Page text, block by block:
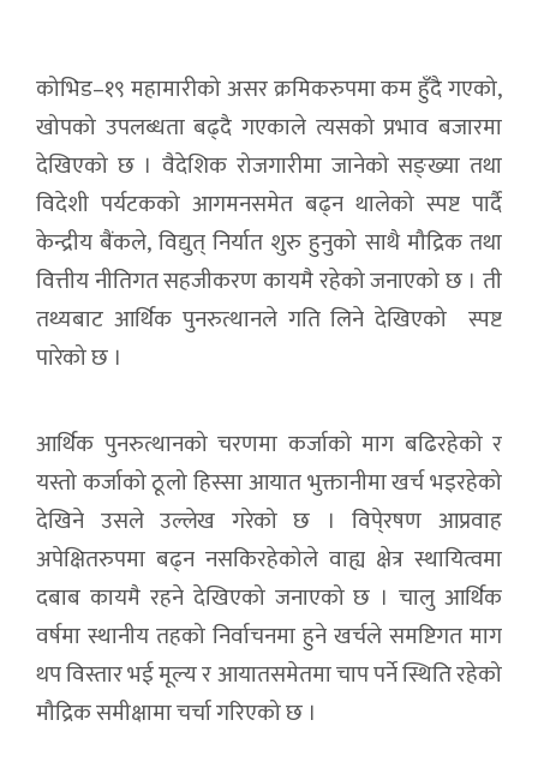
कोभिड–१९ महामारीको असर क्रमिकरुपमा कम हुँदै गएको,
खोपको उपलब्धता बढ्दै गएकाले त्यसको प्रभाव बजारमा
देखिएको छ । वैदेशिक रोजगारीमा जानेको सङ्ख्या तथा
विदेशी पर्यटकको आगमनसमेत बढ्न थालेको स्पष्ट पार्दै
केन्द्रीय बैंकले, विद्युत् निर्यात शुरु हुनुको साथै मौद्रिक तथा
वित्तीय नीतिगत सहजीकरण कायमै रहेको जनाएको छ । ती
तथ्यबाट आर्थिक पुनरुत्थानले गति लिने देखिएको स्पष्ट
पारेको छ ।
आर्थिक पुनरुत्थानको चरणमा कर्जाको माग बढिरहेको र
यस्तो कर्जाको ठूलो हिस्सा आयात भुक्तानीमा खर्च भइरहेको
देखिने उसले उल्लेख गरेको छ । विपे्रषण आप्रवाह
अपेक्षितरुपमा बढ्न नसकिरहेकोले वाह्य क्षेत्र स्थायित्वमा
दबाब कायमै रहने देखिएको जनाएको छ । चालु आर्थिक
वर्षमा स्थानीय तहको निर्वाचनमा हुने खर्चले समष्टिगत माग
थप विस्तार भई मूल्य र आयातसमेतमा चाप पर्ने स्थिति रहेको
मौद्रिक समीक्षामा चर्चा गरिएको छ ।